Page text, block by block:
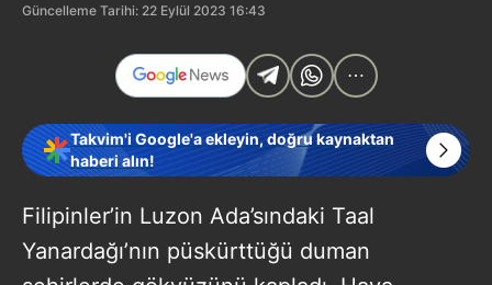
Güncelleme Tarihi: 22 Eylül 2023 16:43
Takvim'i Google'a ekleyin, doğru kaynaktan
haberi alın!
Filipinler’in Luzon Ada’sındaki Taal
Yanardağı’nın püskürttüğü duman